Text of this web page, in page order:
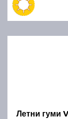
Летни гуми